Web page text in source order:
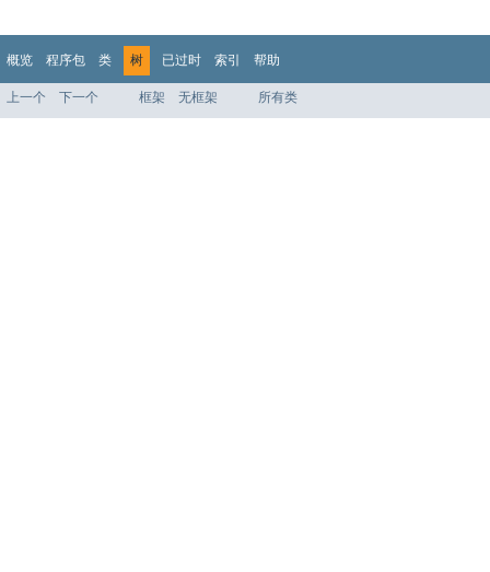
概览 程序包 类 树 已过时 索引 帮助
上一个 下一个 框架 无框架 所有类